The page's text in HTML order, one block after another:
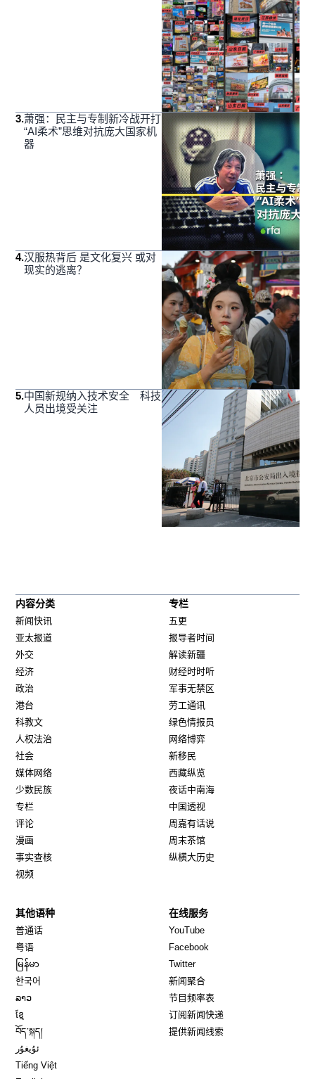
3.萧强：民主与专制新冷战开打
“AI柔术”思维对抗庞大国家机
器
4.汉服热背后 是文化复兴 或对
现实的逃离？
5.中国新规纳入技术安全 科技
人员出境受关注
内容分类
新闻快讯
亚太报道
外交
经济
政治
港台
科教文
人权法治
社会
媒体网络
少数民族
专栏
评论
漫画
事实查核
视频
专栏
五更
报导者时间
解读新疆
财经时时听
军事无禁区
劳工通讯
绿色情报员
网络博弈
新移民
西藏纵览
夜话中南海
中国透视
周嘉有话说
周末茶馆
纵横大历史
其他语种
普通话
粤语
မြန်မာ
한국어
ລາວ
ខ្មែ
བོད་སྐད།
ئۇيغۇر
Tiếng Việt
在线服务
YouTube
Facebook
TwitterOpens in new window
新闻聚合
节目频率表
订阅新闻快递
提供新闻线索